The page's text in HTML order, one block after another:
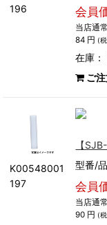
196 会員
当店通
84 円 (
在庫：
ご
K00548001
197
【
型番/
会員
当店通
90 円 (